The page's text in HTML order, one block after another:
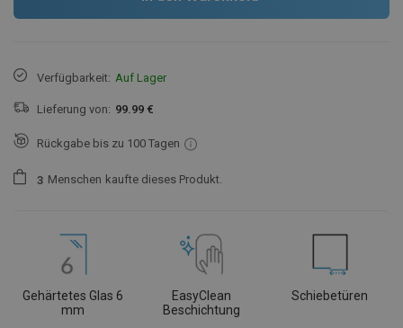
Verfügbarkeit: Auf Lager
Lieferung von: 99.99 €
Rückgabe bis zu 100 Tagen
3 Menschen kaufte dieses Produkt.
Gehärtetes Glas 6
mm
EasyClean
Beschichtung
Schiebetüren